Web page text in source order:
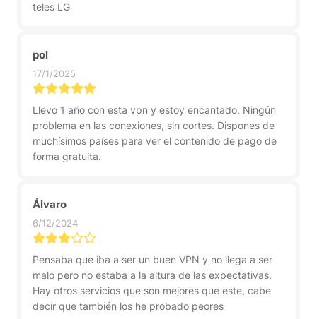
teles LG
pol
17/1/2025
Llevo 1 año con esta vpn y estoy encantado. Ningún
problema en las conexiones, sin cortes. Dispones de
muchísimos países para ver el contenido de pago de
forma gratuita.
Álvaro
6/12/2024
Pensaba que iba a ser un buen VPN y no llega a ser
malo pero no estaba a la altura de las expectativas.
Hay otros servicios que son mejores que este, cabe
decir que también los he probado peores